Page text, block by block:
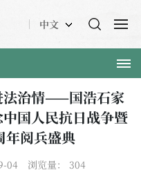
中文
法治情——国浩石家
国人民抗日战争暨
年阅兵盛典
04 浏览量： 304